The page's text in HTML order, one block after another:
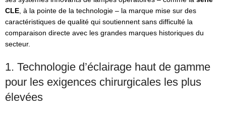
CLE, à la pointe de la technologie – la marque mise sur des
caractéristiques de qualité qui soutiennent sans difficulté la
comparaison directe avec les grandes marques historiques du
secteur.
1. Technologie d’éclairage haut de gamme
pour les exigences chirurgicales les plus
élevées